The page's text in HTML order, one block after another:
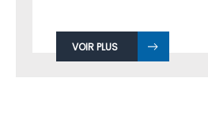
VOIR PLUS